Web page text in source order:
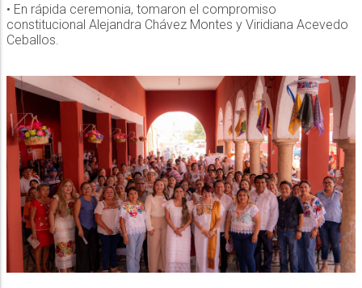
• En rápida ceremonia, tomaron el compromiso
constitucional Alejandra Chávez Montes y Viridiana Acevedo
Ceballos.